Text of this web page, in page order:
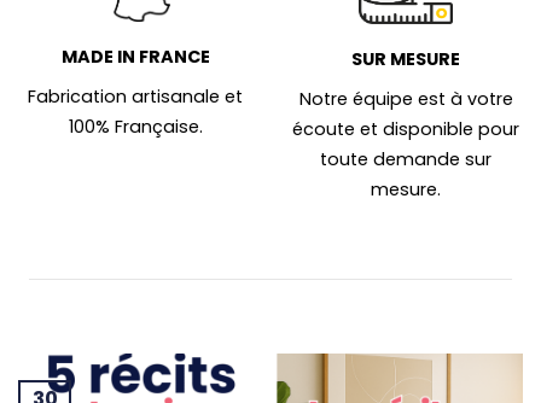
MADE IN FRANCE
Fabrication artisanale et
100% Française.
SUR MESURE
Notre équipe est à votre
écoute et disponible pour
toute demande sur
mesure.